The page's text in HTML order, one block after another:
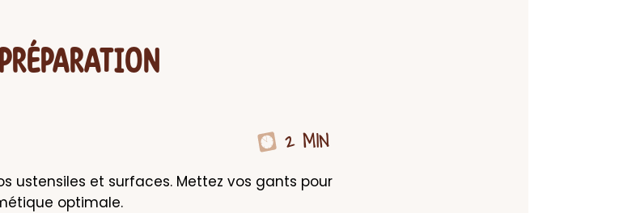
PRÉPARATION
2 MIN
ustensiles et surfaces. Mettez vos gants pour
optimale.